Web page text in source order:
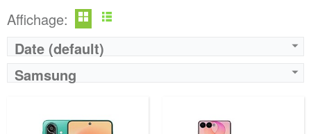
Affichage:
Date (default)
Samsung